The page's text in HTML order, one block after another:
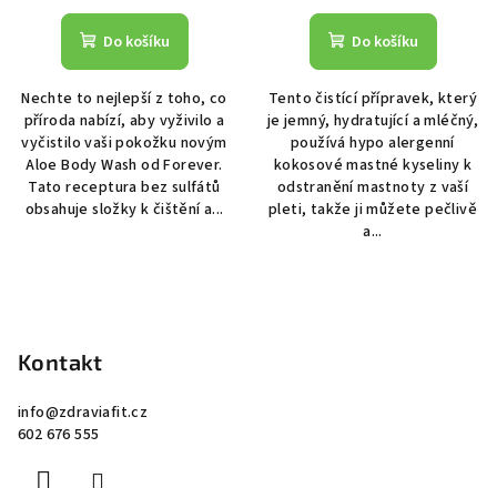
Do košíku
Nechte to nejlepší z toho, co
příroda nabízí, aby vyživilo a
vyčistilo vaši pokožku novým
Aloe Body Wash od Forever.
Tato receptura bez sulfátů
obsahuje složky k čištění a...
Do košíku
Tento čistící přípravek, který
je jemný, hydratující a mléčný,
používá hypo alergenní
kokosové mastné kyseliny k
odstranění mastnoty z vaší
pleti, takže ji můžete pečlivě
a...
Kontakt
info@zdraviafit.cz
602 676 555